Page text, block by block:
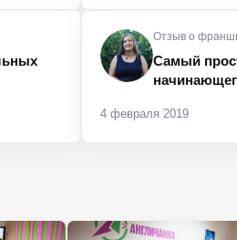
Отзыв о
Самый
4 февраля 2019